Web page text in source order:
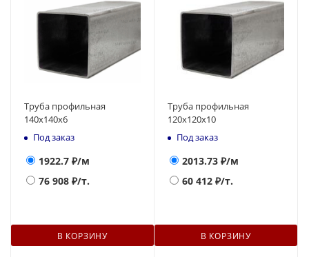
Труба профильная
140x140x6
Под заказ
1922.7 ₽/м
76 908 ₽/т.
В КОРЗИНУ
Труба профильная
120х120х10
Под заказ
2013.73 ₽/м
60 412 ₽/т.
В КОРЗИНУ